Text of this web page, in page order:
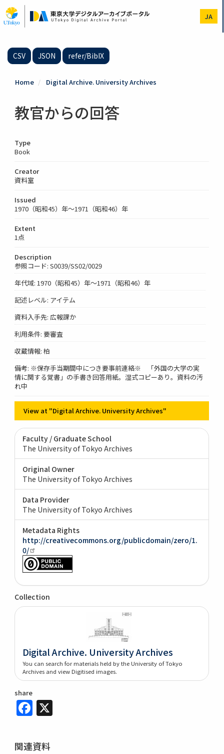
to
main
JA
CSV JSON refer/BibIX
Home Digital Archive. University Archives
教官からの回答
Type
Book
Creator
資料室
Issued
1970（昭和45）年～1971（昭和46）年
Extent
1点
Description
参照コード: S0039/SS02/0029
年代域: 1970（昭和45）年～1971（昭和46）年
記述レベル: アイテム
資料入手先: 広報課か
利用条件: 要審査
収蔵情報: 柏
備考: ※保存手当期間中につき要事前連絡※ 「外国の大学の実
情に関する覚書」の手書き回答用紙。湿式コピーあり。資料の汚
れ中
View at "Digital Archive. University Archives"
Faculty / Graduate School
The University of Tokyo Archives
Original Owner
The University of Tokyo Archives
Data Provider
The University of Tokyo Archives
Metadata Rights
http://creativecommons.org/publicdomain/zero/1.
0/
Collection
Digital Archive. University Archives
You can search for materials held by the University of Tokyo
Archives and view Digitised images.
share
Facebook
関連資料